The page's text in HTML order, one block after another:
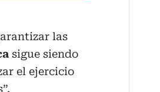
las
sigue siendo
el ejercicio